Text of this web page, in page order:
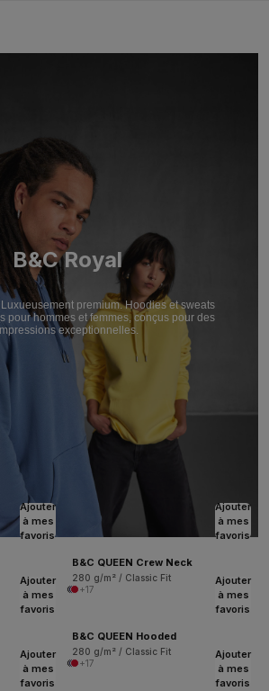
B&C Royal
premium. Hoodies et sweats
pour hommes et femmes, conçus pour des
exceptionnelles.
Ajouter
à mes
favoris
Ajouter
à mes
favoris
B&C QUEEN Crew Neck
280 g/m² / Classic Fit
+17
Ajouter
à mes
favoris
Ajouter
à mes
favoris
B&C QUEEN Hooded
280 g/m² / Classic Fit
+17
Ajouter
à mes
favoris
Ajouter
à mes
favoris